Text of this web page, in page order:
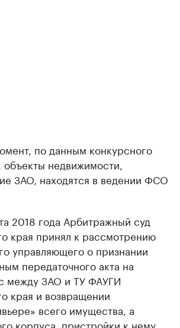
по данным конкурсного
недвижимости,
ЗАО, находятся в ведении ФСО
2018 года Арбитражный суд
края принял к рассмотрению
управляющего о признании
передаточного акта на
между ЗАО и ТУ ФАУГИ
края и возвращении
всего имущества, а
корпуса, пристройки к нему,